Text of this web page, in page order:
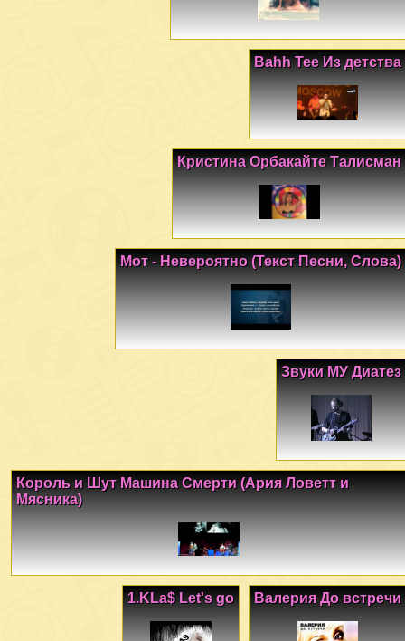
Bahh Tee Из детства
Кристина Орбакайте Талисман
Мот - Невероятно (Текст Песни, Слова)
Звуки МУ Диатез
Король и Шут Машина Смерти (Ария Ловетт и
Мясника)
Валерия До встречи
1.KLa$ Let's go